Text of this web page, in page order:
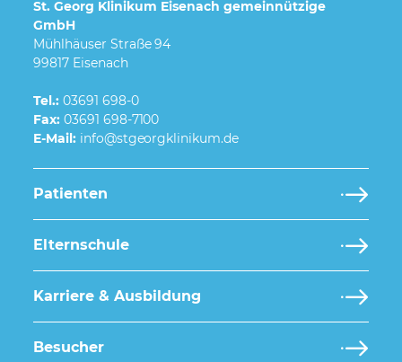
St. Georg Klinikum Eisenach gemeinnützige
GmbH
Mühlhäuser Straße 94
99817 Eisenach
Tel.: 03691 698-0
Fax: 03691 698-7100
E-Mail:
Patienten
Elternschule
Karriere & Ausbildung
Besucher